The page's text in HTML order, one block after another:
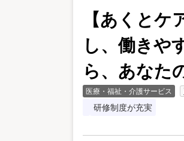
【あくと
し、働きや
ら、あなた
医療・福祉・介護サービス
研修制度が充実